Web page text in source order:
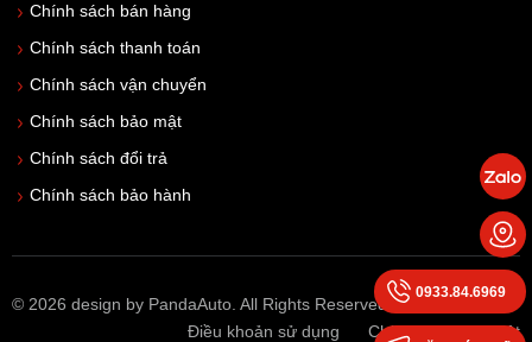
Chính sách bán hàng
Chính sách thanh toán
Chính sách vận chuyển
Chính sách bảo mật
Chính sách đổi trả
Chính sách bảo hành
© 2026 design by PandaAuto. All Rights Reserved
Điều khoản sử dụng
Chính sách bảo mật
0933.84.6969